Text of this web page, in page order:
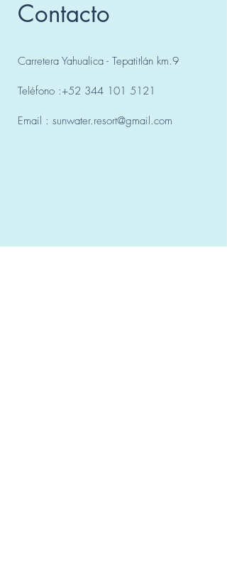
Contacto
Carretera Yahualica - Tepatitlán km.9
Teléfono :+52 344 101 5121
Email : sunwater.resort@gmail.com